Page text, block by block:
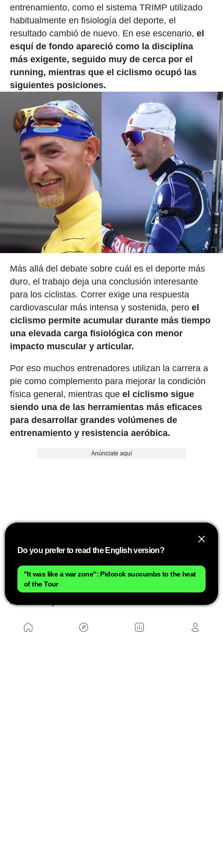
entrenamiento, como el sistema TRIMP utilizado
habitualmente en fisiología del deporte, el
resultado cambió de nuevo. En ese escenario, el
esquí de fondo apareció como la disciplina
más exigente, seguido muy de cerca por el
running, mientras que el ciclismo ocupó las
siguientes posiciones.
Más allá del debate sobre cuál es el deporte más
duro, el trabajo deja una conclusión interesante
para los ciclistas. Correr exige una respuesta
cardiovascular más intensa y sostenida, peroel
ciclismo permite acumular durante más tiempo
una elevada carga fisiológica con menor
impacto muscular y articular.
Por eso muchos entrenadores utilizan la carrera a
pie como complemento para mejorar la condición
física general, mientras que el ciclismo sigue
siendo una de las herramientas más eficaces
para desarrollar grandes volúmenes de
entrenamiento y resistencia aeróbica.
Anúnciate aquí
En otras palabras, si la pregunta es qué deporte
hace trabajar más al corazón minuto a minuto, la
de carga total de entrenamiento, la discusión sigue
Do you prefer to read the English version?
"It was like a war zone": Pidcock succumbs to the heat
of the Tour